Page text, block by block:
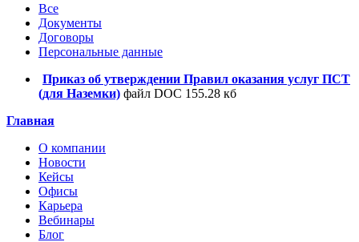
Все
Документы
Договоры
Персональные данные
Приказ об утверждении Правил оказания услуг ПСТ
(для Наземки) файл DOC 155.28 кб
Главная
О компании
Новости
Кейсы
Офисы
Карьера
Вебинары
Блог